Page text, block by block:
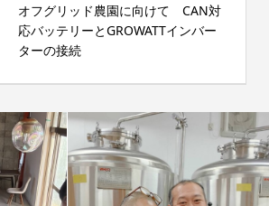
オフグリッド農園に向けて CAN対
応バッテリーとGROWATTインバー
ターの接続